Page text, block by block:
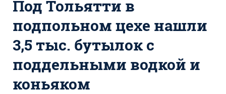
Ремонт Обводного шоссе
Набережная Тольятти
Неделя Тольятти
Под Тольятти в
подпольном цехе нашли
3,5 тыс. бутылок с
поддельными водкой и
коньяком